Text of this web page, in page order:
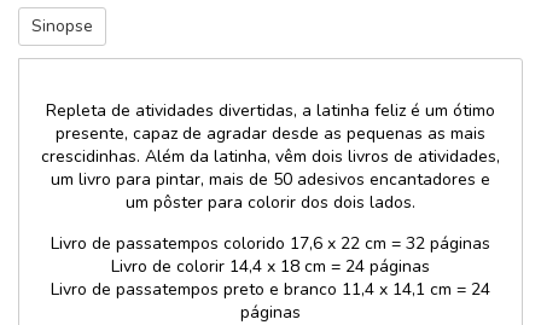
Sinopse
Repleta de atividades divertidas, a latinha feliz é um ótimo
presente, capaz de agradar desde as pequenas as mais
crescidinhas. Além da latinha, vêm dois livros de atividades,
um livro para pintar, mais de 50 adesivos encantadores e
um pôster para colorir dos dois lados.
Livro de passatempos colorido 17,6 x 22 cm = 32 páginas
Livro de colorir 14,4 x 18 cm = 24 páginas
Livro de passatempos preto e branco 11,4 x 14,1 cm = 24
páginas